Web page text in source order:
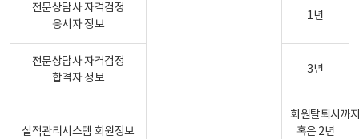
전문상담사 자격검정
응시자 정보
1년
전문상담사 자격검정
합격자 정보
3년
실적관리시스템 회원정보
회원탈퇴시까
혹은 2년